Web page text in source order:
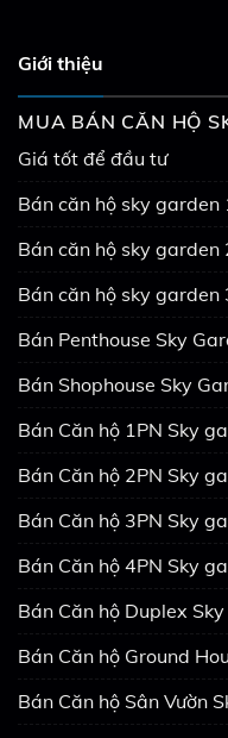
Giới thiệu
MUA BÁN CĂN HỘ
Giá tốt để đầu tư
Bán căn hộ sky garden
Bán căn hộ sky garden
Bán căn hộ sky garden
Bán Penthouse Sky
Bán Shophouse Sky
Bán Căn hộ 1PN Sky
Bán Căn hộ 2PN Sky
Bán Căn hộ 3PN Sky
Bán Căn hộ 4PN Sky
Bán Căn hộ Duplex
Bán Căn hộ Ground
Bán Căn hộ Sân Vườn